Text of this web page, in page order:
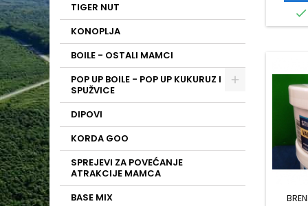
TIGER NUT
KONOPLJA
BOILE - OSTALI MAMCI
POP UP BOILE - POP UP KUKURUZ I
SPUŽVICE
DIPOVI
KORDA GOO
SPREJEVI ZA POVEĆANJE
ATRAKCIJE MAMCA
BASE MIX
